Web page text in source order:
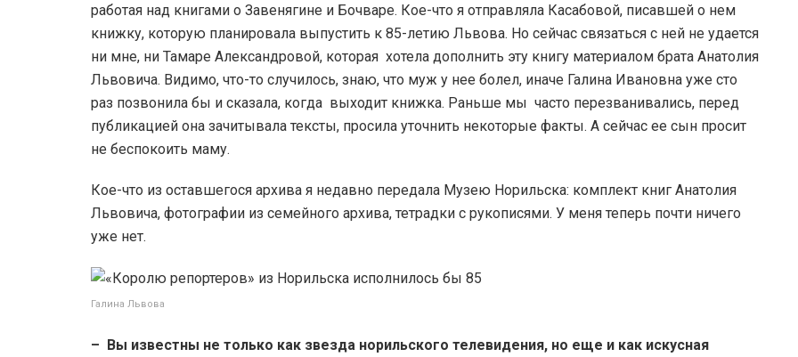
работая над книгами о Завенягине и Бочваре. Кое-что я отправляла Касабовой, писавшей о нем
книжку, которую планировала выпустить к 85-летию Львова. Но сейчас связаться с ней не удается
ни мне, ни Тамаре Александровой, которая хотела дополнить эту книгу материалом брата Анатолия
Львовича. Видимо, что-то случилось, знаю, что муж у нее болел, иначе Галина Ивановна уже сто
раз позвонила бы и сказала, когда выходит книжка. Раньше мы часто перезванивались, перед
публикацией она зачитывала тексты, просила уточнить некоторые факты. А сейчас ее сын просит
не беспокоить маму.
Кое-что из оставшегося архива я недавно передала Музею Норильска: комплект книг Анатолия
Львовича, фотографии из семейного архива, тетрадки с рукописями. У меня теперь почти ничего
уже нет.
Галина Львова
– Вы известны не только как звезда норильского телевидения, но еще и как искусная